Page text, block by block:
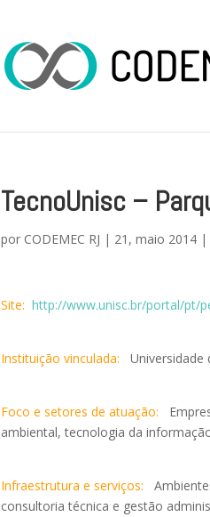
TecnoUnisc –
por CODEMEC RJ | 21, maio 2014 |
Site: http://www.unisc.br/portal/pt/
Instituição vinculada: Universidade
Foco e setores de atuação:
ambiental, tecnologia da
Infraestrutura e serviços:
consultoria técnica e gestão